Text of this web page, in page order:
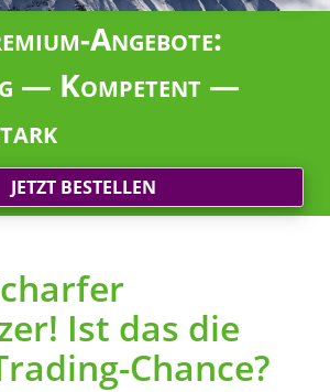
Angebote:
— Kompetent —
JETZT BESTELLEN
Ist das die
Chance?